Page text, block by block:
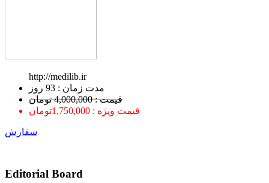
http://medilib.ir
ﻣﺪﺕ ﺯﻣﺎﻥ : 93 ﺭﻭﺯ
قیمت : 4,000,000 تومان
قیمت ویژه : 1,750,000تومان
سفارش
Editorial Board